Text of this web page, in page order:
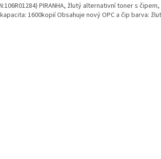
PIRANHA, žlutý alternativní toner s
1600kopií Obsahuje nový OPC a čip barva: